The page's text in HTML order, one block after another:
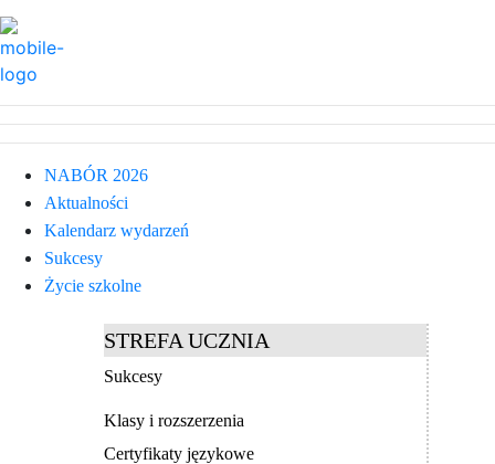
NABÓR 2026
Aktualności
Kalendarz wydarzeń
Sukcesy
Życie szkolne
STREFA UCZNIA
Sukcesy
Klasy i rozszerzenia
Certyfikaty językowe